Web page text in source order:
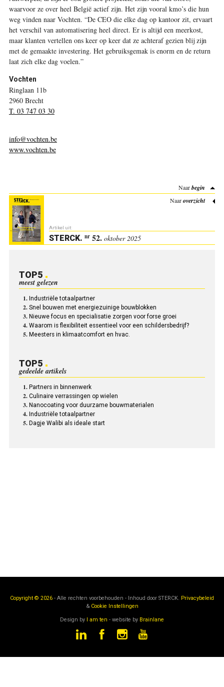
waarvoor ze over heel België actief zijn. Het zijn vooral kmo’s die hun
weg vinden naar Vochten. “De CEO die elke dag op kantoor zit, ervaart
het verschil van automatisering heel direct. Er is altijd een meerkost,
maar klanten vertellen ons keer op keer dat ze achteraf gezien blij zijn
met de gemaakte investering. Het gebruiksgemak is enorm en de return
laat zich elke dag voelen.”
Vochten
Ringlaan 11b
2960 Brecht
T. 03 747 03 30
info@vochten.be
www.vochten.be
Naarbegin
Naaroverzicht
Artikel uit:
STERCK. nr52. oktober 2025
TOP5
meest gelezen
Industriële totaalpartner
Snel bouwen met energiezuinige bouwblokken
Nieuwe focus en specialisatie zorgen voor forse groei
Waarom is flexibiliteit essentieel voor een schildersbedrijf?
Meesters in klimaatcomfort en hvac.
TOP5
gedeelde artikels
Partners in binnenwerk
Culinaire verrassingen op wielen
Nanocoating voor duurzame bouwmaterialen
Industriële totaalpartner
Dagje Walibi als ideale start
Copyright © 2026 - Alle rechten voorbehouden - Inhoud door STERCK. Privacybeleid
& Cookie Instellingen
Design by I am ten - website by Brainlane